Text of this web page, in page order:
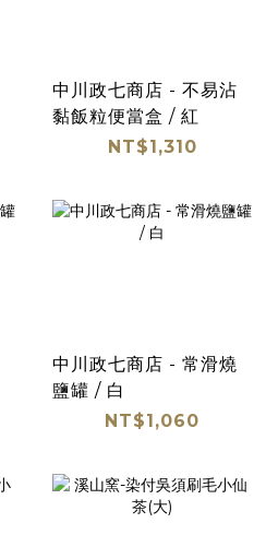
中川政七商店 - 不易沾
黏飯粒便當盒 / 紅
NT$1,310
中川政七商店 - 常滑燒
鹽罐 / 白
NT$1,060